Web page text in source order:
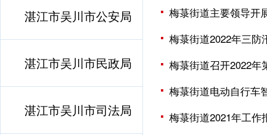
湛江市吴川市公安局
湛江市吴川市民政局
湛江市吴川市司法局
梅菉街道主要领导开
梅菉街道2022年三防
梅菉街道召开2022年
梅菉街道电动自行车
梅菉街道2021年工作